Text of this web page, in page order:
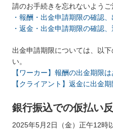
請のお手続きを忘れないようご
・報酬・出金申請期限の確認
・返金・出金申請期限の確認
出金申請期限については、以
い。
【ワーカー】報酬の出金期限
【クライアント】返金に出金
銀行振込での仮払い
2025年5月2日（金）正午12時